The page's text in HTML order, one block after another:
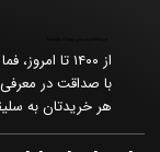
از ۱۴۰۰ تا
با صداقت در
هر خریدتان به